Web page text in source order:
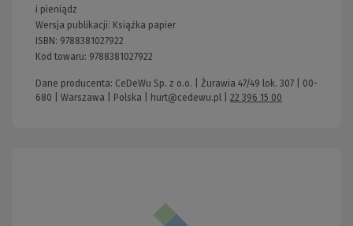
i pieniądz
Wersja publikacji: Książka papier
ISBN: 9788381027922
Kod towaru: 9788381027922
Dane producenta: CeDeWu Sp. z o.o. | Żurawia 47/49 lok. 307 | 00-
680 | Warszawa | Polska | hurt@cedewu.pl 22 396 15 00